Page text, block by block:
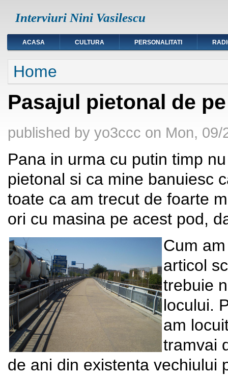
Interviuri Nini Vasilescu
ACASA CULTURA PERSONALITATI
You are here
Home
Pasajul pietonal de
published by yo3ccc on Mon, 09/
Pana in urma cu putin timp
pietonal si ca mine banuiesc
toate ca am trecut de foarte
ori cu masina pe acest pod,
Cum
articol
trebuie
locului.
am
tramvai
de ani din existenta vechiului